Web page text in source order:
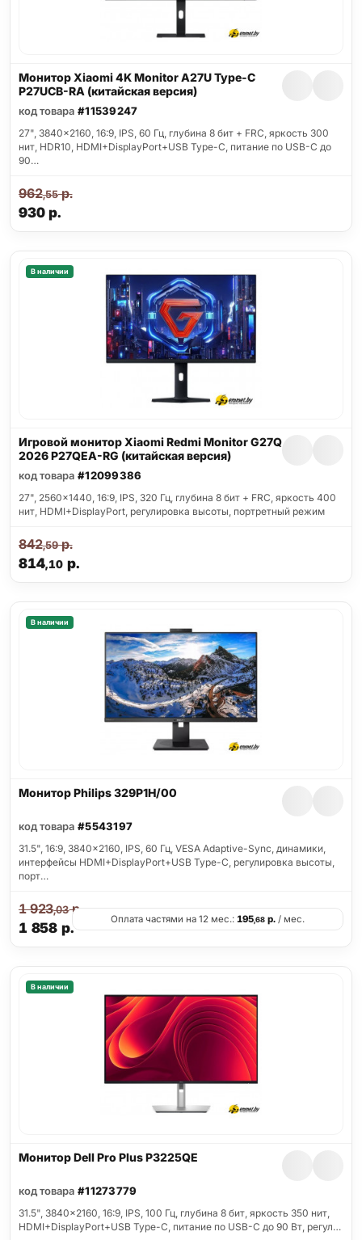
Монитор Xiaomi 4K Monitor A27U Type-C
P27UCB-RA (китайская версия)
код товара #11539247
27", 3840x2160, 16:9, IPS, 60 Гц, глубина 8 бит + FRC, яркость 300
нит, HDR10, HDMI+DisplayPort+USB Type-C, питание по USB-C до
90…
930р.
962,55р.
В наличии
Игровой монитор Xiaomi Redmi Monitor G27Q
2026 P27QEA-RG (китайская версия)
код товара #12099386
27", 2560x1440, 16:9, IPS, 320 Гц, глубина 8 бит + FRC, яркость 400
нит, HDMI+DisplayPort, регулировка высоты, портретный режим
814,10р.
842,59р.
В наличии
Монитор Philips 329P1H/00
код товара #5543197
31.5", 16:9, 3840x2160, IPS, 60 Гц, VESA Adaptive-Sync, динамики,
интерфейсы HDMI+DisplayPort+USB Type-C, регулировка высоты,
порт…
1 858 р.
1 923,03р.
Оплата частями на 12 мес.: 195,68 р. / мес.
В наличии
Монитор Dell Pro Plus P3225QE
код товара #11273779
31.5", 3840x2160, 16:9, IPS, 100 Гц, глубина 8 бит, яркость 350 нит,
HDMI+DisplayPort+USB Type-C, питание по USB-C до 90 Вт, регул…